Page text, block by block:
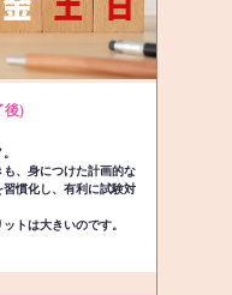
後)
、身につけた計画的な
慣化し、有利に試験対
トは大きいのです。